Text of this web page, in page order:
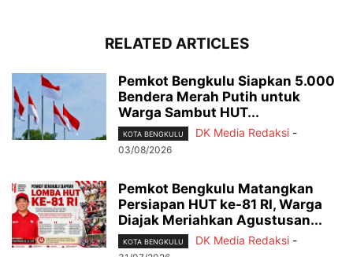
RELATED ARTICLES
Pemkot Bengkulu Siapkan 5.000
Bendera Merah Putih untuk
Warga Sambut HUT...
KOTA BENGKULU DK Media Redaksi -
03/08/2026
Pemkot Bengkulu Matangkan
Persiapan HUT ke-81 RI, Warga
Diajak Meriahkan Agustusan...
KOTA BENGKULU DK Media Redaksi -